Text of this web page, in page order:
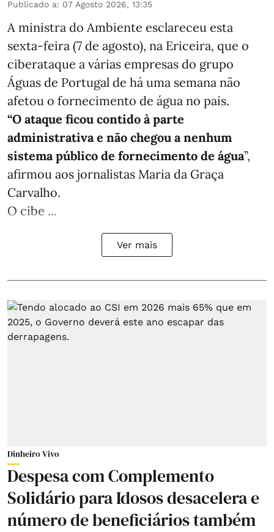
Publicado a: 07 Agosto 2026, 13:35
A ministra do Ambiente esclareceu esta
sexta-feira (7 de agosto), na Ericeira, que o
ciberataque a várias empresas do grupo
Águas de Portugal de há uma semana não
afetou o fornecimento de água no país.
“O ataque ficou contido à parte
administrativa e não chegou a nenhum
sistema público de fornecimento de água”,
afirmou aos jornalistas Maria da Graça
Carvalho.
O cibe ...
Ver mais
Dinheiro Vivo
Despesa com Complemento
Solidário para Idosos desacelera e
número de beneficiários também